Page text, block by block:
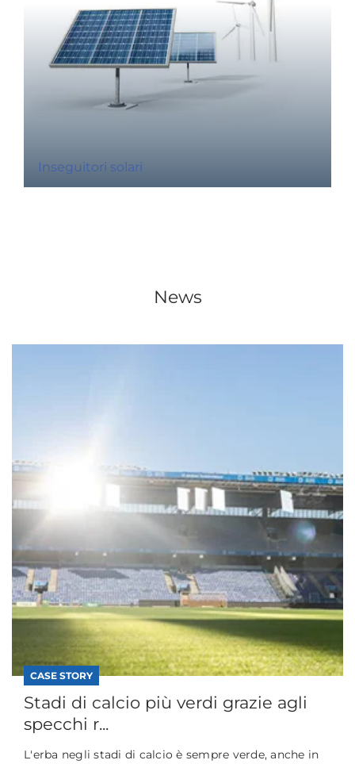
Inseguitori solari
News
CASE STORY
Stadi di calcio più verdi grazie agli
specchi r...
L'erba negli stadi di calcio è sempre verde, anche in